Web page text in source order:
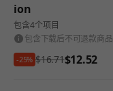
ion
包含4个项目
包含下载后不可退款商品
-25% $16.71$12.52